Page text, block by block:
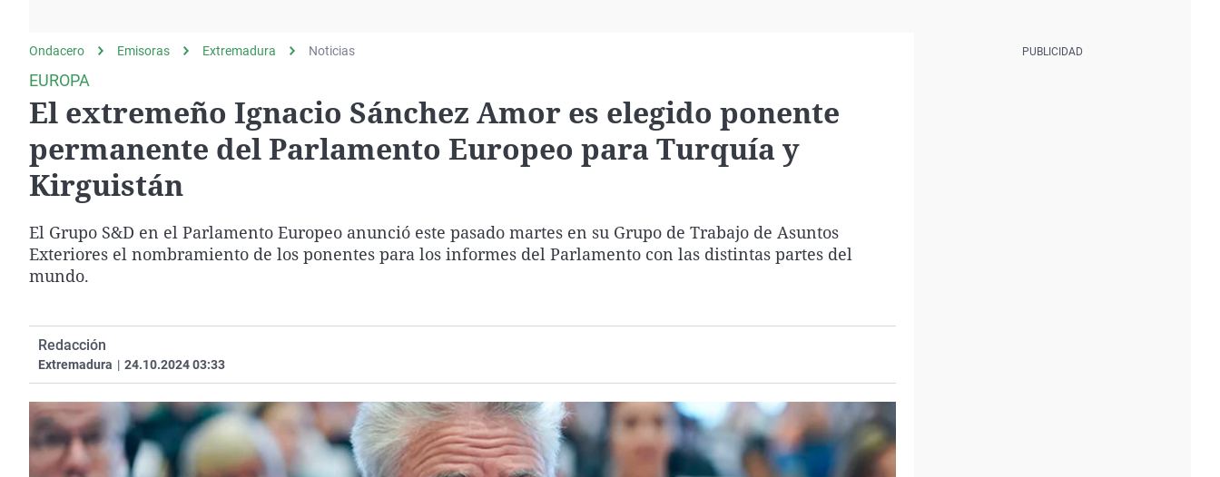
Operación Viuda
Negra
Navarra
Ondacero Emisoras Extremadura Noticias
EUROPA
El extremeño Ignacio Sánchez Amor es elegido ponente
permanente del Parlamento Europeo para Turquía y
Kirguistán
El Grupo S&D en el Parlamento Europeo anunció este pasado martes en su Grupo de Trabajo de Asuntos
Exteriores el nombramiento de los ponentes para los informes del Parlamento con las distintas partes del
mundo.
Redacción
Extremadura | 24.10.2024 03:33